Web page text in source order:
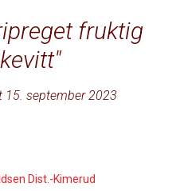
fruktig
15. september 2023
Dist.-Kimerud